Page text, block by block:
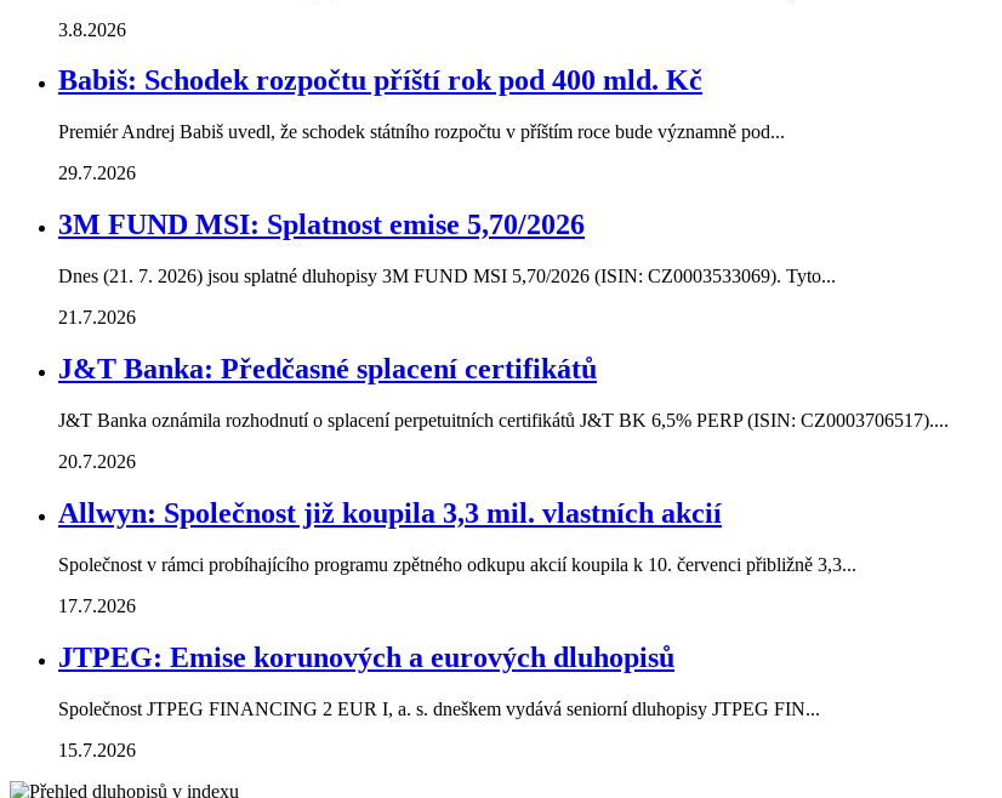
3.8.2026
Babiš: Schodek rozpočtu příští rok pod 400 mld. Kč
Premiér Andrej Babiš uvedl, že schodek státního rozpočtu v příštím roce bude významně pod...
29.7.2026
3M FUND MSI: Splatnost emise 5,70/2026
Dnes (21. 7. 2026) jsou splatné dluhopisy 3M FUND MSI 5,70/2026 (ISIN: CZ0003533069). Tyto...
21.7.2026
J&T Banka: Předčasné splacení certifikátů
J&T Banka oznámila rozhodnutí o splacení perpetuitních certifikátů J&T BK 6,5% PERP (ISIN: CZ0003706517)....
20.7.2026
Allwyn: Společnost již koupila 3,3 mil. vlastních akcií
Společnost v rámci probíhajícího programu zpětného odkupu akcií koupila k 10. červenci přibližně 3,3...
17.7.2026
JTPEG: Emise korunových a eurových dluhopisů
Společnost JTPEG FINANCING 2 EUR I, a. s. dneškem vydává seniorní dluhopisy JTPEG FIN...
15.7.2026